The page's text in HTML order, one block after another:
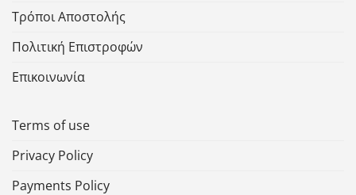
Τρόποι Αποστολής
Πολιτική Επιστροφών
Επικοινωνία
Terms of use
Privacy Policy
Payments Policy